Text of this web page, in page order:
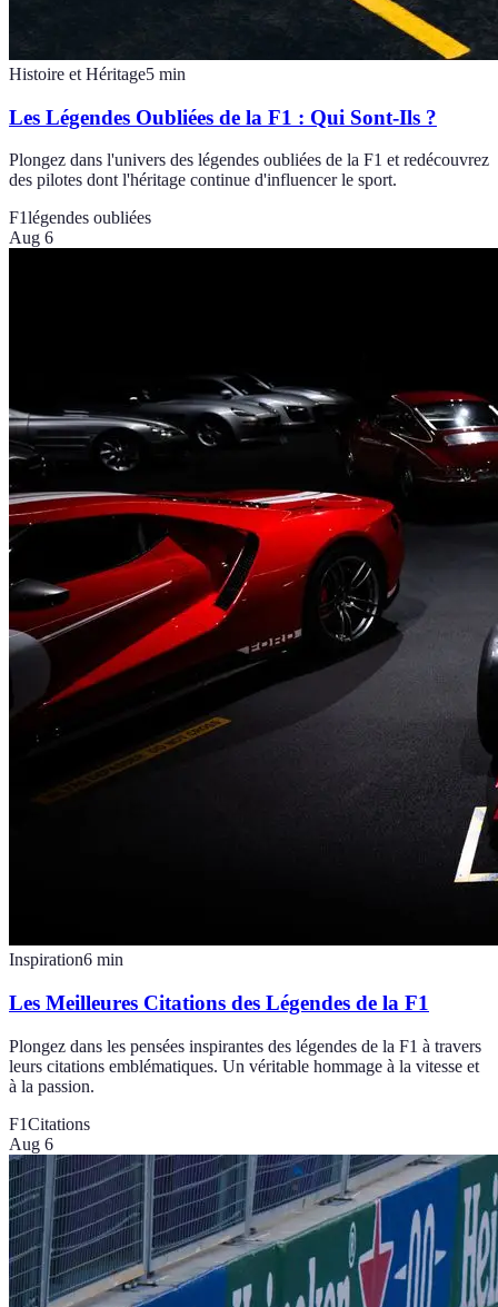
Histoire et Héritage5 min
Les Légendes Oubliées de la F1 : Qui Sont-Ils ?
Plongez dans l'univers des légendes oubliées de la F1 et redécouvrez
des pilotes dont l'héritage continue d'influencer le sport.
F1légendes oubliées
Aug 6
Inspiration6 min
Les Meilleures Citations des Légendes de la F1
Plongez dans les pensées inspirantes des légendes de la F1 à travers
leurs citations emblématiques. Un véritable hommage à la vitesse et
à la passion.
F1Citations
Aug 6